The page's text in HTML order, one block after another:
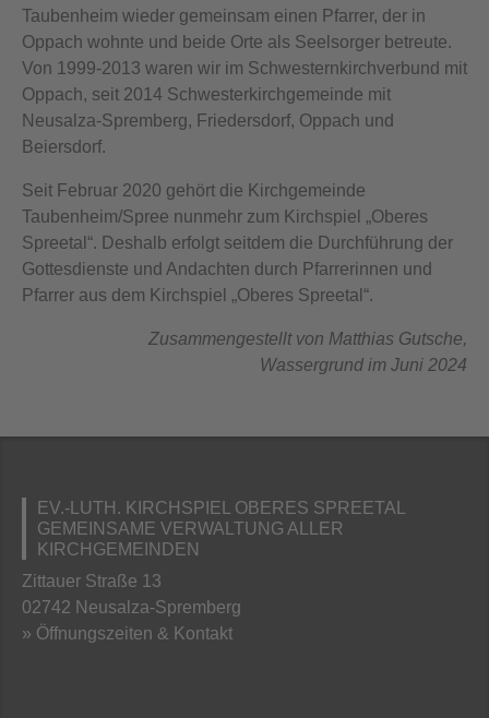
Taubenheim wieder gemeinsam einen Pfarrer, der in
Oppach wohnte und beide Orte als Seelsorger betreute.
Von 1999-2013 waren wir im Schwesternkirchverbund mit
Oppach, seit 2014 Schwesterkirchgemeinde mit
Neusalza-Spremberg, Friedersdorf, Oppach und
Beiersdorf.
Seit Februar 2020 gehört die Kirchgemeinde
Taubenheim/Spree nunmehr zum Kirchspiel „Oberes
Spreetal“. Deshalb erfolgt seitdem die Durchführung der
Gottesdienste und Andachten durch Pfarrerinnen und
Pfarrer aus dem Kirchspiel „Oberes Spreetal“.
Zusammengestellt von Matthias Gutsche,
Wassergrund im Juni 2024
EV.-LUTH. KIRCHSPIEL OBERES SPREETAL
GEMEINSAME VERWALTUNG ALLER
KIRCHGEMEINDEN
Zittauer Straße 13
02742 Neusalza-Spremberg
» Öffnungszeiten & Kontakt